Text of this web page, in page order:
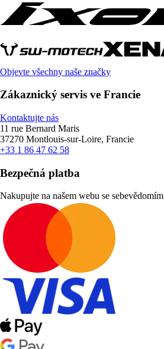
Objevte všechny naše značky
Zákaznický servis ve Francie
Kontaktujte nás
11 rue Bernard Maris
37270 Montlouis-sur-Loire, Francie
+33 1 86 47 62 58
Bezpečná platba
Nakupujte na našem webu se sebevědomím